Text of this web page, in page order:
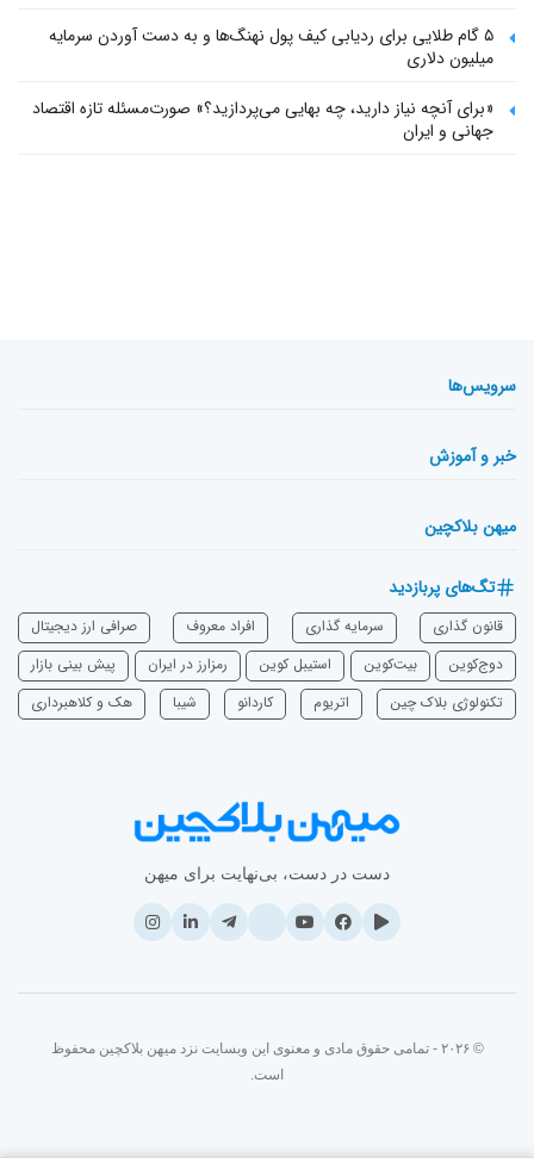
۵ گام طلایی برای ردیابی کیف پول‌ نهنگ‌ها و به دست آوردن سرمایه
میلیون دلاری
«برای آنچه نیاز دارید، چه بهایی می‌پردازید؟» صورت‌مسئله تازه اقتصاد
جهانی و ایران
سرویس‌ها
خبر و آموزش
میهن بلاکچین
تگ‌های پربازدید
قانون گذاری سرمایه‌ گذاری افراد معروف
صرافی ارز دیجیتال
دوج‌کوین
بیت‌کوین استیبل کوین رمزارز در ایران
پیش بینی بازار
تکنولوژی بلاک چین
اتریوم ‌کاردانو شیبا هک و کلاهبرداری
دست در دست، بی‌نهایت برای میهن
© ۲۰۲۶ - تمامی حقوق مادی و معنوی این وبسایت نزد میهن بلاکچین محفوظ
است.